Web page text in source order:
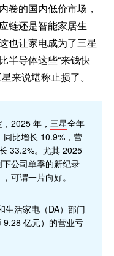
卷的国内低价市场，
链还是智能家居生
也让家电成为了三星
导体这些“来钱快
来说堪称止损了。
2025 年， 三星全年
比增长 10.9%，营
33.2%。尤其 2025
公司单季的新纪录
可谓一片向好。
生活家电（DA）部门
亿元）的营业亏